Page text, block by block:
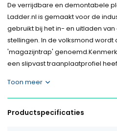
De verrijdbare en demontabele
Ladder.nl is gemaakt voor de
gebruikt bij het in- en uitladen
stellingen. In de volksmond wordt
'magazijntrap'
een slipvast traanplaatprofiel
Toon meer
Productspecificaties